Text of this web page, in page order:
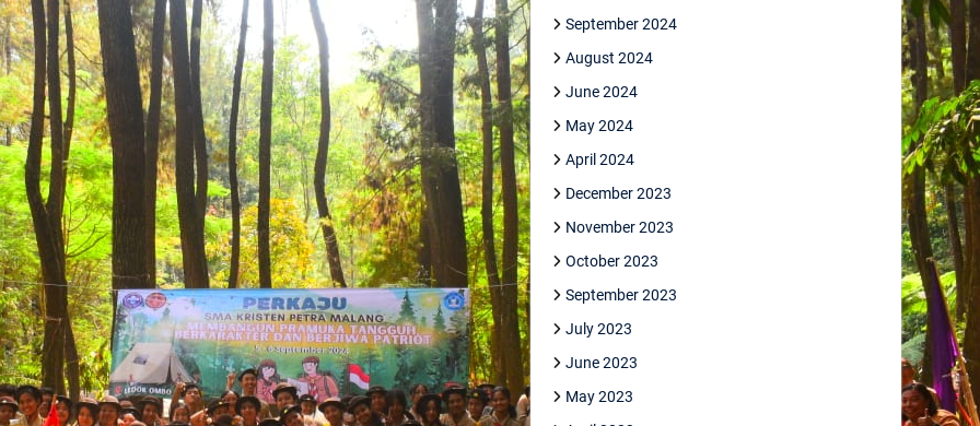
September 2024
August 2024
June 2024
May 2024
April 2024
December 2023
November 2023
October 2023
September 2023
July 2023
June 2023
May 2023